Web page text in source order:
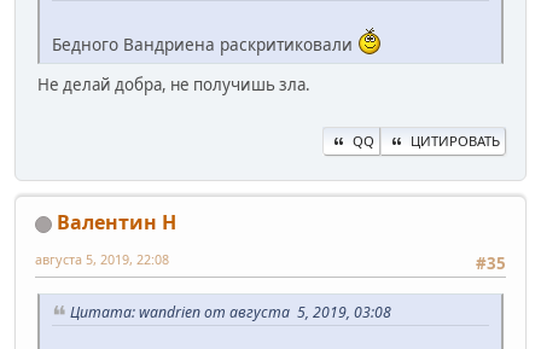
Бедного Вандриена раскритиковали
Не делай добра, не получишь зла.
QQ ЦИТИРОВАТЬ
Валентин Н
#35
августа 5, 2019, 22:08
Цитата: wandrien от августа 5, 2019, 03:08